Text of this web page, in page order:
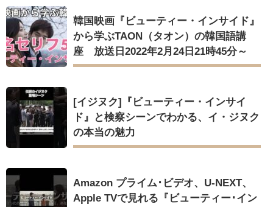
韓国映画『ビューティー・インサイド』
から学ぶTAON（タオン）の韓国語講
座 放送日2022年2月24日21時45分～
[イジヌク]『ビューティー・インサイ
ド』と検察シーンでわかる、イ・ジヌク
の本当の魅力
Amazon プライム･ビデオ、U-NEXT、
Apple TVで見れる『ビューティー･イン